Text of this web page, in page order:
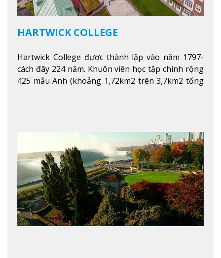
HARTWICK COLLEGE
Hartwick College được thành lập vào năm 1797-
cách đây 224 năm. Khuôn viên học tập chính rộng
425 mẫu Anh (khoảng 1,72km2 trên 3,7km2 tổng